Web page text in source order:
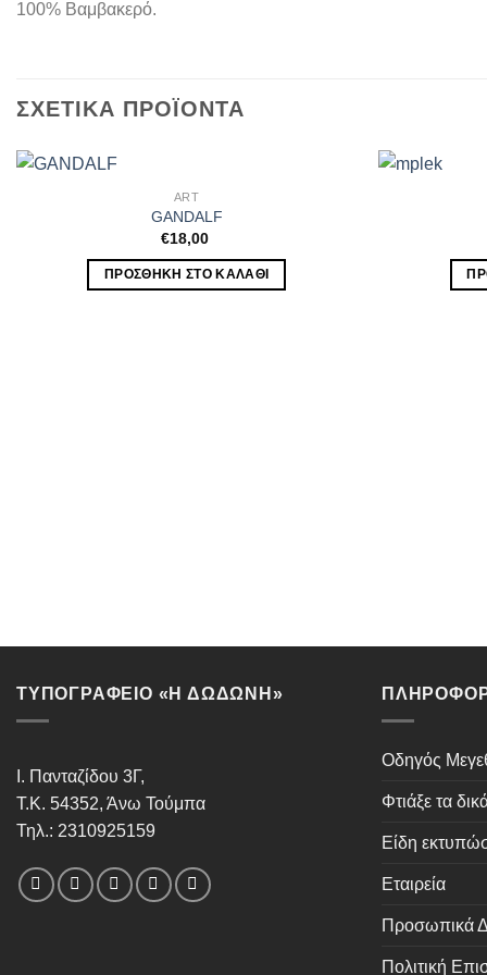
100% Βαμβακερό.
ΣΧΕΤΙΚΆ ΠΡΟΪΌΝΤΑ
ART
GANDALF
€18,00
ΠΡΟΣΘΉΚΗ ΣΤΟ ΚΑΛΆΘΙ
ΤΥΠΟΓΡΑΦΕΙΟ «Η ΔΩΔΩΝΗ»
Ι. Πανταζίδου 3Γ,
Τ.Κ. 54352, Άνω Τούμπα
Τηλ.: 2310925159
Οδηγός
Φτιάξε τα
Είδη
Εταιρεία
Προσωπικά
Πολιτική